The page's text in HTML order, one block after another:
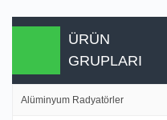
ÜRÜN
GRUPLARI
Alüminyum Radyatörler